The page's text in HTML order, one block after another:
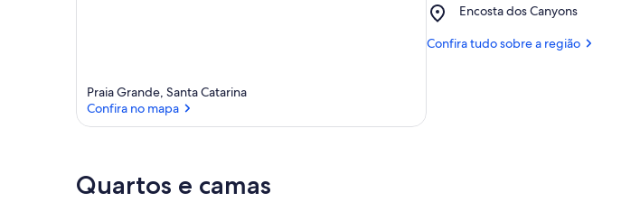
Praia Grande, Santa Catarina
Confira no mapa
Serra
Nacional
Aparados
Encosta dos Canyons
Place,
dos
Confira tudo sobre a região
Quartos e camas